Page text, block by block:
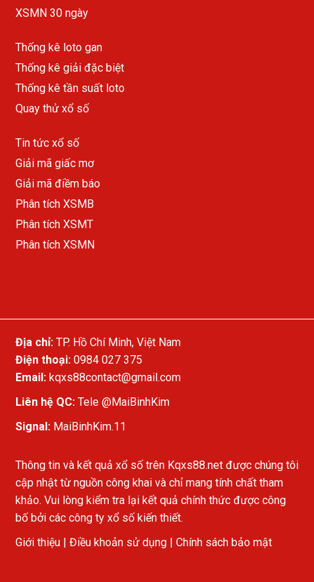
XSMN 30 ngày
Thống kê loto gan
Thống kê giải đặc biệt
Thống kê tần suất loto
Quay thử xổ số
Tin tức xổ số
Giải mã giấc mơ
Giải mã điềm báo
Phân tích XSMB
Phân tích XSMT
Phân tích XSMN
Địa chỉ: TP. Hồ Chí Minh, Việt Nam
Điện thoại: 0984 027 375
Email: kqxs88contact@gmail.com
Liên hệ QC: Tele @MaiBinhKim
Signal: MaiBinhKim.11
Thông tin và kết quả xổ số trên Kqxs88.net được chúng tôi
cập nhật từ nguồn công khai và chỉ mang tính chất tham
khảo. Vui lòng kiểm tra lại kết quả chính thức được công
bố bởi các công ty xổ số kiến thiết.
Giới thiệu | Điều khoản sử dụng | Chính sách bảo mật